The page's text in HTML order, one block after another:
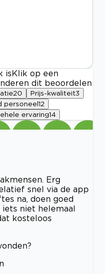
is Klik op een
dit beoordelen
20 Prijs-kwaliteit3
personeel 12
ervaring14
Erg
snel via de app
na, doen goed
niet helemaal
kosteloos